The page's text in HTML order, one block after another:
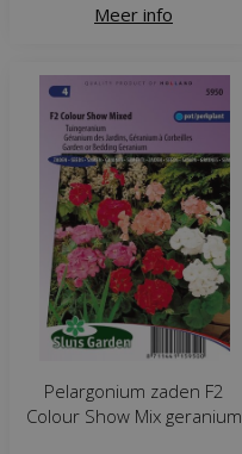
Meer info
Pelargonium zaden F2
Colour Show Mix geranium